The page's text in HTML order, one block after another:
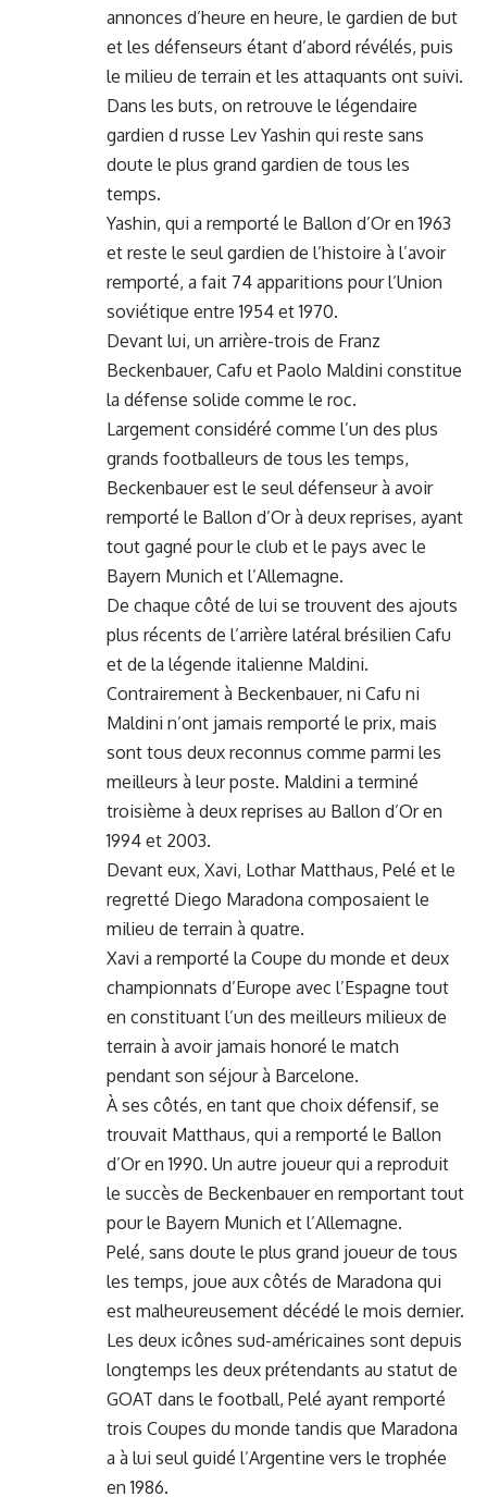
annonces d’heure en heure, le gardien de but
et les défenseurs étant d’abord révélés, puis
le milieu de terrain et les attaquants ont suivi.
Dans les buts, on retrouve le légendaire
gardien d russe Lev Yashin qui reste sans
doute le plus grand gardien de tous les
temps.
Yashin, qui a remporté le Ballon d’Or en 1963
et reste le seul gardien de l’histoire à l’avoir
remporté, a fait 74 apparitions pour l’Union
soviétique entre 1954 et 1970.
Devant lui, un arrière-trois de Franz
Beckenbauer, Cafu et Paolo Maldini constitue
la défense solide comme le roc.
Largement considéré comme l’un des plus
grands footballeurs de tous les temps,
Beckenbauer est le seul défenseur à avoir
remporté le Ballon d’Or à deux reprises, ayant
tout gagné pour le club et le pays avec le
Bayern Munich et l’Allemagne.
De chaque côté de lui se trouvent des ajouts
plus récents de l’arrière latéral brésilien Cafu
et de la légende italienne Maldini.
Contrairement à Beckenbauer, ni Cafu ni
Maldini n’ont jamais remporté le prix, mais
sont tous deux reconnus comme parmi les
meilleurs à leur poste. Maldini a terminé
troisième à deux reprises au Ballon d’Or en
1994 et 2003.
Devant eux, Xavi, Lothar Matthaus, Pelé et le
regretté Diego Maradona composaient le
milieu de terrain à quatre.
Xavi a remporté la Coupe du monde et deux
championnats d’Europe avec l’Espagne tout
en constituant l’un des meilleurs milieux de
terrain à avoir jamais honoré le match
pendant son séjour à Barcelone.
À ses côtés, en tant que choix défensif, se
trouvait Matthaus, qui a remporté le Ballon
d’Or en 1990. Un autre joueur qui a reproduit
le succès de Beckenbauer en remportant tout
pour le Bayern Munich et l’Allemagne.
Pelé, sans doute le plus grand joueur de tous
les temps, joue aux côtés de Maradona qui
est malheureusement décédé le mois dernier.
Les deux icônes sud-américaines sont depuis
longtemps les deux prétendants au statut de
GOAT dans le football, Pelé ayant remporté
trois Coupes du monde tandis que Maradona
a à lui seul guidé l’Argentine vers le trophée
en 1986.